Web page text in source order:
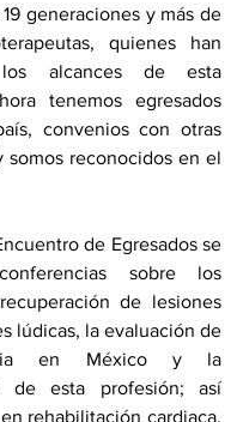
generaciones y más de
quienes han
los alcances de esta
tenemos egresados
convenios con otras
somos reconocidos en el
de Egresados se
sobre los
de lesiones
lúdicas, la evaluación de
en México y la
de esta profesión; así
rehabilitación cardiaca,